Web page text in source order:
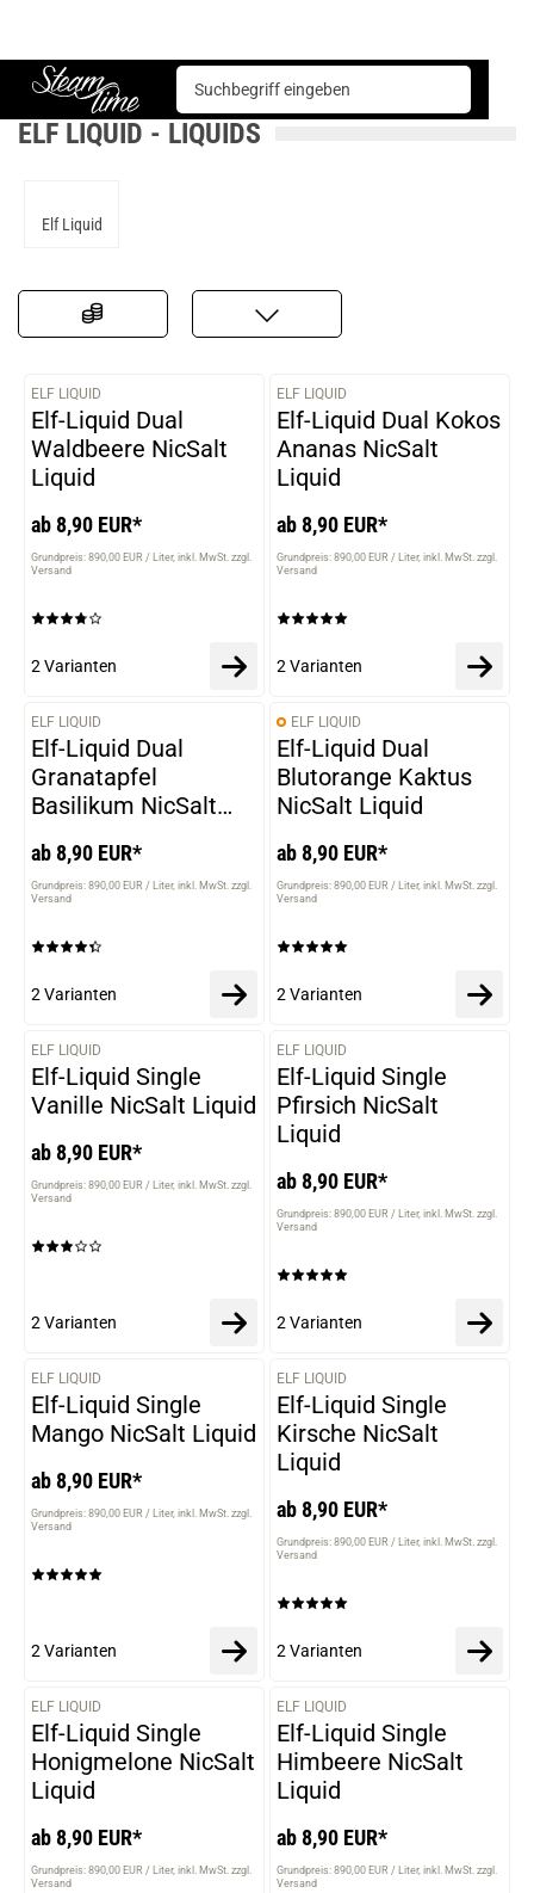
Steam time
Liquids
ELF LIQUID - LIQUIDS
Elf Liquid
ELF LIQUID
Elf-Liquid Dual
Waldbeere NicSalt
Liquid
ab 8,90 EUR*
Grundpreis: 890,00 EUR / Liter inkl. MwSt. zzgl.
Versand
2 Varianten
VARIANTEN
ELF LIQUID
Elf-Liquid Dual Kokos
Ananas NicSalt
Liquid
ab 8,90 EUR*
Grundpreis: 890,00 EUR / Liter inkl. MwSt. zzgl.
Versand
2 Varianten
ELF LIQUID
Elf-Liquid Dual
Granatapfel
Basilikum NicSalt
ab 8,90 EUR*
Grundpreis: 890,00 EUR / Liter inkl. MwSt. zzgl.
Versand
2 Varianten
ELF LIQUID
Elf-Liquid Dual
Blutorange Kaktus
NicSalt Liquid
ab 8,90 EUR*
Grundpreis: 890,00 EUR / Liter inkl. MwSt. zzgl.
Versand
2 Varianten
VARIANTEN
ELF LIQUID
Elf-Liquid Single
Vanille NicSalt Liquid
ab 8,90 EUR*
Grundpreis: 890,00 EUR / Liter inkl. MwSt. zzgl.
Versand
2 Varianten
VARIANTEN
ELF LIQUID
Elf-Liquid Single
Pfirsich NicSalt
Liquid
ab 8,90 EUR*
Grundpreis: 890,00 EUR / Liter inkl. MwSt. zzgl.
Versand
2 Varianten
VARIANTEN
ELF LIQUID
Elf-Liquid Single
Mango NicSalt Liquid
ab 8,90 EUR*
Grundpreis: 890,00 EUR / Liter inkl. MwSt. zzgl.
Versand
2 Varianten
VARIANTEN
ELF LIQUID
Elf-Liquid Single
Kirsche NicSalt
Liquid
ab 8,90 EUR*
Grundpreis: 890,00 EUR / Liter inkl. MwSt. zzgl.
Versand
2 Varianten
VARIANTEN
ELF LIQUID
Elf-Liquid Single
Honigmelone NicSalt
Liquid
ab 8,90 EUR*
Grundpreis: 890,00 EUR / Liter inkl. MwSt. zzgl.
Versand
VARIANTEN
ELF LIQUID
Elf-Liquid Single
Himbeere NicSalt
Liquid
ab 8,90 EUR*
Grundpreis: 890,00 EUR / Liter inkl. MwSt. zzgl.
Versand